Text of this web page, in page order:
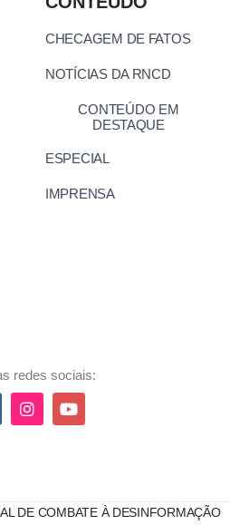
CHECAGEM DE FATOS
NOTÍCIAS DA RNCD
CONTEÚDO EM
DESTAQUE
ESPECIAL
IMPRENSA
redes sociais:
DE COMBATE À DESINFORMAÇÃO